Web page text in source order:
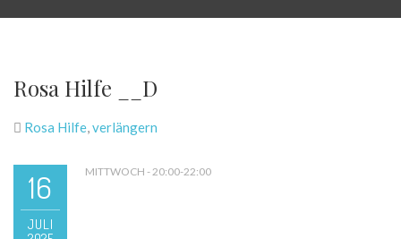
Rosa Hilfe __D
Rosa Hilfe,verlängern
16
JULI
MITTWOCH - 20:00-22:00